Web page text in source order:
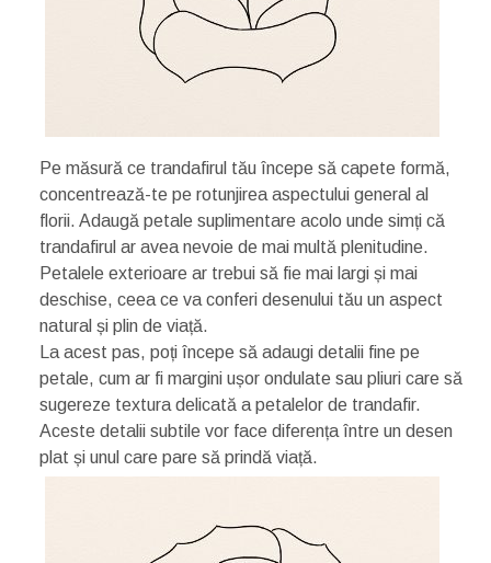
Pe măsură ce trandafirul tău începe să capete formă,
concentrează-te pe rotunjirea aspectului general al
florii. Adaugă petale suplimentare acolo unde simți că
trandafirul ar avea nevoie de mai multă plenitudine.
Petalele exterioare ar trebui să fie mai largi și mai
deschise, ceea ce va conferi desenului tău un aspect
natural și plin de viață.
La acest pas, poți începe să adaugi detalii fine pe
petale, cum ar fi margini ușor ondulate sau pliuri care să
sugereze textura delicată a petalelor de trandafir.
Aceste detalii subtile vor face diferența între un desen
plat și unul care pare să prindă viață.